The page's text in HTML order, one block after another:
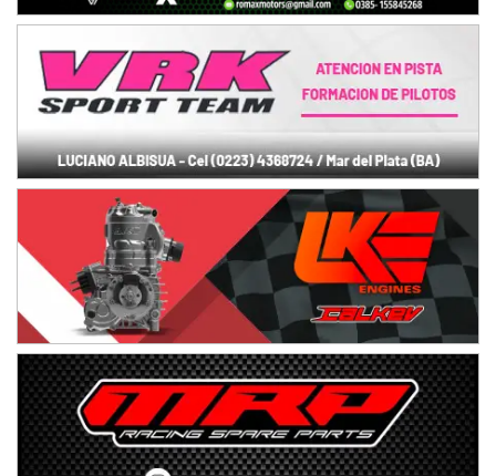
José Samuel Sánchez (Tierra)
Rufino (Santa Fe)
TUCUMANO - F5
Juan Navarro (Asfalto)
El Timbó (Tucumán)